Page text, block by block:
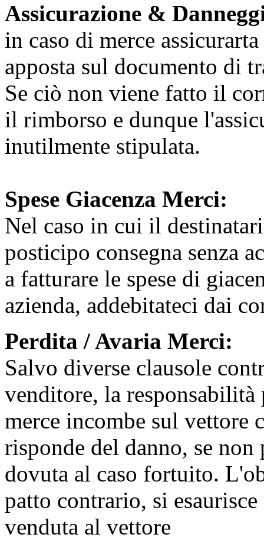
Assicurazione &
in caso di merce
apposta sul documento di
Se ciò non viene fatto il
il rimborso e dunque
inutilmente stipulata.
Spese Giacenza Merci:
Nel caso in cui il
posticipo consegna senza
a fatturare le spese di
azienda, addebitateci dai
Perdita / Avaria Merci:
Salvo diverse clausole
venditore, la
merce incombe sul vettore
risponde del danno, se
dovuta al caso fortuito.
patto contrario, si
venduta al vettore